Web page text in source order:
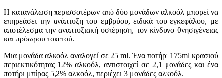
Η κατανάλωση περισσοτέρων από δύο μονάδων αλκοόλ μπορεί να
επηρεάσει την ανάπτυξη του εμβρύου, ειδικά του εγκεφάλου, με
αποτέλεσμα την αναπτυξιακή υστέρηση, τον κίνδυνο θνησιγένειας
και πρόωρου τοκετού.
Μια μονάδα αλκοόλ αναλογεί σε 25 ml. Ένα ποτήρι 175ml κρασιού
περιεκτικότητας 12% αλκοόλ, αντιστοιχεί σε 2,1 μονάδες και ένα
ποτήρι μπίρας 5,2% αλκοόλ, περιέχει 3 μονάδες αλκοόλ.